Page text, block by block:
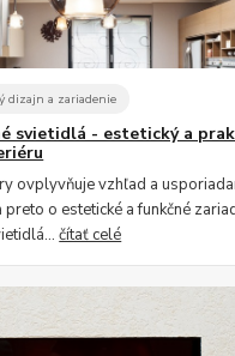
dizajn a zariadenie
svietidlá - estetický a
ovplyvňuje vzhľad a
o estetické a funkčné
čítať celé